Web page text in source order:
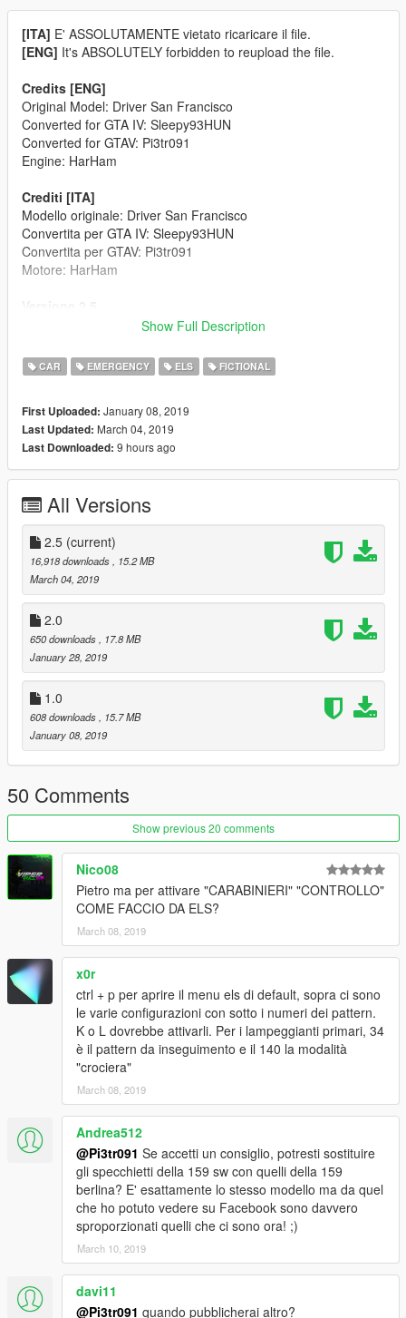
[ITA] E' ASSOLUTAMENTE vietato ricaricare il file.
[ENG] It's ABSOLUTELY forbidden to reupload the file.
Credits [ENG]
Original Model: Driver San Francisco
Converted for GTA IV: Sleepy93HUN
Converted for GTAV: Pi3tr091
Engine: HarHam
Crediti [ITA]
Modello originale: Driver San Francisco
Convertita per GTA IV: Sleepy93HUN
Convertita per GTAV: Pi3tr091
Motore: HarHam
Cambiato colore e ridimensionate le pinze dei freni
Corretto i riflessi sugli specchietti
Sistemati dei bug quando la macchina veniva danneggiata
Versione 2.0
Cambiati i lampeggianti
Aggiunto led sul retro del veicolo (si attiva aprendo il
bagagliaio)
Cambiati i cerchioni
Sostituito qualche materiale
Tutti i modelli da me caricati possono essere usati SOLO nel
single player. Per l'utilizzo online (FiveM o altro) dovete
chiedere a me.
Show Full Description
CAR EMERGENCY ELS FICTIONAL
First Uploaded: January 08, 2019
Last Updated: March 04, 2019
Last Downloaded: 9 hours ago
All Versions
2.5 (current)
16,918 downloads
, 15.2 MB
March 04, 2019
2.0
650 downloads
, 17.8 MB
January 28, 2019
1.0
608 downloads
, 15.7 MB
January 08, 2019
50 Comments
Show previous 20 comments
Nico08
Pietro ma per attivare "CARABINIERI" "CONTROLLO"
COME FACCIO DA ELS?
March 08, 2019
x0r
ctrl + p per aprire il menu els di default, sopra ci sono
le varie configurazioni con sotto i numeri dei pattern.
K o L dovrebbe attivarli. Per i lampeggianti primari, 34
è il pattern da inseguimento e il 140 la modalità
"crociera"
March 08, 2019
Andrea512
@Pi3tr091 Se accetti un consiglio, potresti sostituire
gli specchietti della 159 sw con quelli della 159
berlina? E' esattamente lo stesso modello ma da quel
che ho potuto vedere su Facebook sono davvero
sproporzionati quelli che ci sono ora! ;)
March 10, 2019
davi11
@Pi3tr091 quando pubblicherai altro?